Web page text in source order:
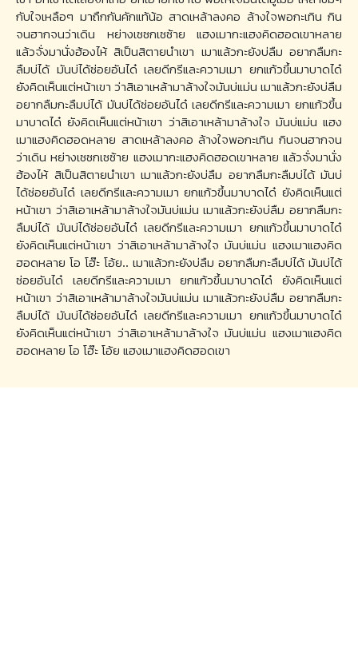
กับใจเหลือๆ มาถืกกันคักแท้น้อ สาดเหล้าลงคอ ล้างใจพอกะเทิน กิน
จนฮากจนว่าเดิน หย่างเซซกเซซ้าย แฮงเมากะแฮงคิดฮอดเขาหลาย
แล้วจั่งมานั่งฮ้องไห้ สิเป็นสิตายนำเขา เมาแล้วกะยังบ่ลืม อยากลืมกะ
ลืมบ่ได้ มันบ่ได้ซ่อยอันได๋ เลยดีกรีและความเมา ยกแก้วขึ้นมาบาดได๋
ยังคิดเห็นแต่หน้าเขา ว่าสิเอาเหล้ามาล้างใจมันบ่แม่น เมาแล้วกะยังบ่ลืม
อยากลืมกะลืมบ่ได้ มันบ่ได้ซ่อยอันได๋ เลยดีกรีและความเมา ยกแก้วขึ้น
มาบาดได๋ ยังคิดเห็นแต่หน้าเขา ว่าสิเอาเหล้ามาล้างใจ มันบ่แม่น แฮง
เมาแฮงคิดฮอดหลาย สาดเหล้าลงคอ ล้างใจพอกะเทิน กินจนฮากจน
ว่าเดิน หย่างเซซกเซซ้าย แฮงเมากะแฮงคิดฮอดเขาหลาย แล้วจั่งมานั่ง
ฮ้องไห้ สิเป็นสิตายนำเขา เมาแล้วกะยังบ่ลืม อยากลืมกะลืมบ่ได้ มันบ่
ได้ซ่อยอันได๋ เลยดีกรีและความเมา ยกแก้วขึ้นมาบาดได๋ ยังคิดเห็นแต่
หน้าเขา ว่าสิเอาเหล้ามาล้างใจมันบ่แม่น เมาแล้วกะยังบ่ลืม อยากลืมกะ
ลืมบ่ได้ มันบ่ได้ซ่อยอันได๋ เลยดีกรีและความเมา ยกแก้วขึ้นมาบาดได๋
ยังคิดเห็นแต่หน้าเขา ว่าสิเอาเหล้ามาล้างใจ มันบ่แม่น แฮงเมาแฮงคิด
ฮอดหลาย โอ โฮ๊ะ โอ้ย.. เมาแล้วกะยังบ่ลืม อยากลืมกะลืมบ่ได้ มันบ่ได้
ซ่อยอันได๋ เลยดีกรีและความเมา ยกแก้วขึ้นมาบาดได๋ ยังคิดเห็นแต่
หน้าเขา ว่าสิเอาเหล้ามาล้างใจมันบ่แม่น เมาแล้วกะยังบ่ลืม อยากลืมกะ
ลืมบ่ได้ มันบ่ได้ซ่อยอันได๋ เลยดีกรีและความเมา ยกแก้วขึ้นมาบาดได๋
ยังคิดเห็นแต่หน้าเขา ว่าสิเอาเหล้ามาล้างใจ มันบ่แม่น แฮงเมาแฮงคิด
ฮอดหลาย โอ โฮ๊ะ โอ้ย แฮงเมาแฮงคิดฮอดเขา